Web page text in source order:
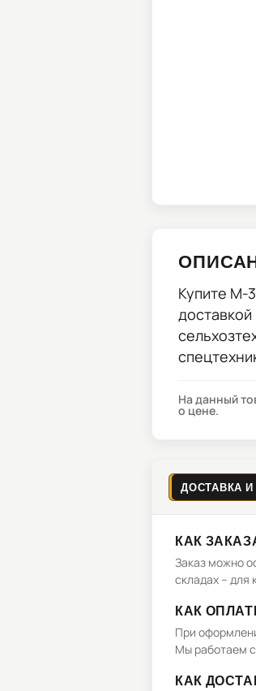
Купите M-
доставкой
На данный
о цене.
ДОСТАВКА И
КАК
Заказ можно
складах – для
КАК
При
Мы работаем
КАК